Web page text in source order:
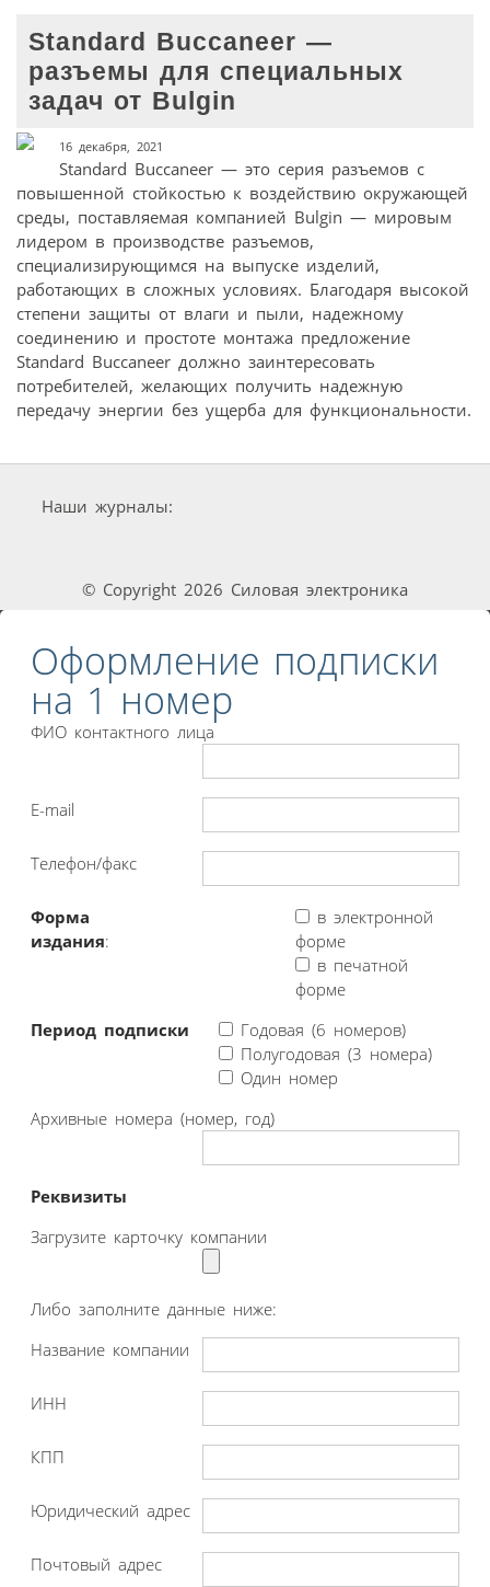
Standard Buccaneer —
разъемы для специальных
задач от Bulgin
16 декабря, 2021
Standard Buccaneer — это серия разъемов с
повышенной стойкостью к воздействию окружающей
среды, поставляемая компанией Bulgin — мировым
лидером в производстве разъемов,
специализирующимся на выпуске изделий,
работающих в сложных условиях. Благодаря высокой
степени защиты от влаги и пыли, надежному
соединению и простоте монтажа предложение
Standard Buccaneer должно заинтересовать
потребителей, желающих получить надежную
передачу энергии без ущерба для функциональности.
Наши журналы:
© Copyright 2026 Силовая электроника
Оформление подписки
на 1 номер
ФИО контактного лица
E-mail
Телефон/факс
Форма
издания:
в электронной
форме
в печатной
форме
Период подписки
Годовая (6 номеров)
Полугодовая (3 номера)
Один номер
Архивные номера (номер, год)
Реквизиты
Загрузите карточку компании
Либо заполните данные ниже:
Название компании
ИНН
КПП
Юридический адрес
Почтовый адрес